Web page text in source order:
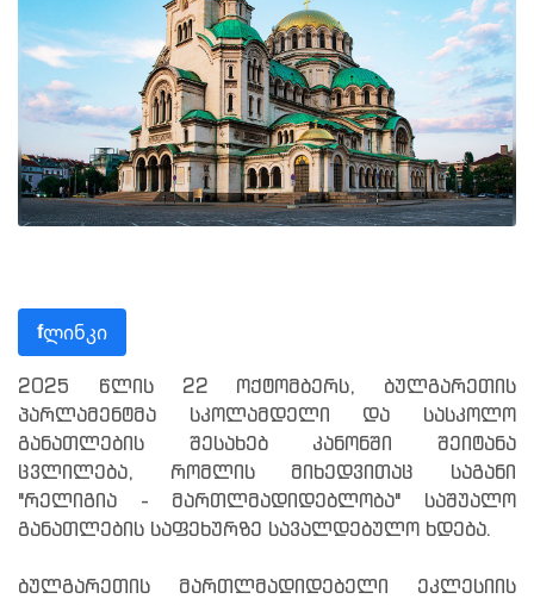
fლინკი
2025 წლის 22 ოქტომბერს, ბულგარეთის
პარლამენტმა სკოლამდელი და სასკოლო
განათლების შესახებ კანონში შეიტანა
ცვლილება, რომლის მიხედვითაც საგანი
"რელიგია - მართლმადიდებლობა" საშუალო
განათლების საფეხურზე სავალდებულო ხდება.
ბულგარეთის მართლმადიდებელი ეკლესიის